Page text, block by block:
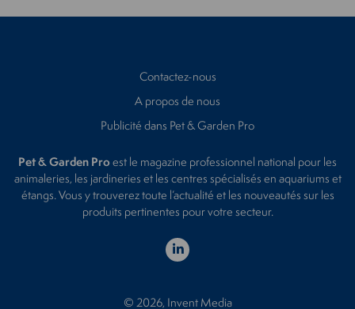
Contactez-nous
A propos de nous
Publicité dans Pet & Garden Pro
Pet & Garden Proest le magazine professionnel national pour les
animaleries, les jardineries et les centres spécialisés en aquariums et
étangs. Vous y trouverez toute l’actualité et les nouveautés sur les
produits pertinentes pour votre secteur.
© 2026, Invent Media